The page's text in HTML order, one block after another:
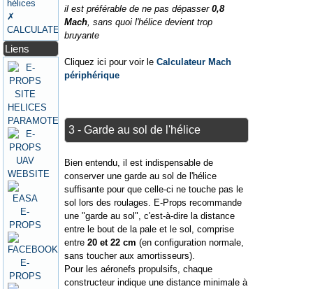
hélices
✗
CALCULATEURS
Liens
il est préférable de ne pas dépasser0,8
Mach, sans quoi l'hélice devient trop
bruyante
Cliquez ici pour voir leCalculateur Mach
périphérique
3 - Garde au sol de l'hélice
Bien entendu, il est indispensable de
conserver une garde au sol de l'hélice
suffisante pour que celle-ci ne touche pas le
sol lors des roulages. E-Props recommande
une "garde au sol", c'est-à-dire la distance
entre le bout de la pale et le sol, comprise
entre20 et 22 cm (en configuration normale,
sans toucher aux amortisseurs).
Pour les aéronefs propulsifs, chaque
constructeur indique une distance minimale à